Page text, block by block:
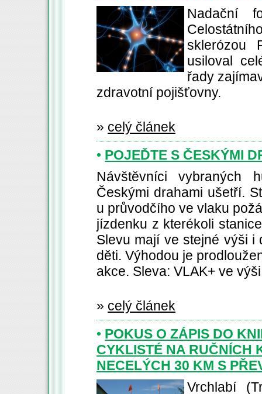
Nadační
sklerózou
usiloval
řady
zdravotní pojišťovny.
» celý článek
• POJEĎTE S ČESKÝMI
Návštěvníci vybraných
Českými drahami ušetří.
u průvodčího ve vlaku
jízdenku z kterékoli
Slevu mají ve stejné výši i
děti. Výhodou je
akce. Sleva: VLAK+ ve
» celý článek
• POKUS O ZÁPIS DO
CYKLISTÉ NA RUČNÍCH
NECELÝCH 30 KM S
Vrchlabí